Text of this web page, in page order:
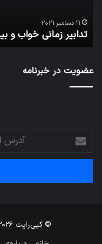
11 دسامبر 2021
تدابیر زمانی خواب و
عضویت در خبرنامه
آدرس
ایمیل
خود
وارد
© کپی‌رایت 2026